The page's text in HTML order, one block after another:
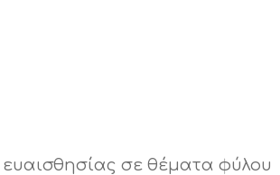
ευαισθησίας σε θέματα φύλου